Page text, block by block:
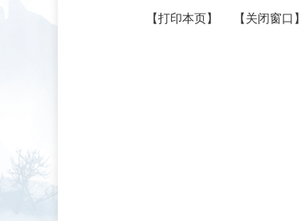
【打印本页】 【关闭窗口】